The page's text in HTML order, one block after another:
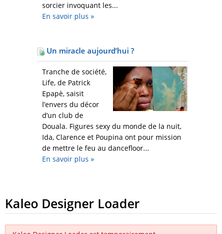
sorcier invoquant les...
En savoir plus »
Un miracle aujourd’hui ?
Tranche de société,
Life, de Patrick
Epapè, saisit
l’envers du décor
d’un club de
Douala. Figures sexy du monde de la nuit,
Ida, Clarence et Poupina ont pour mission
de mettre le feu au dancefloor...
En savoir plus »
Kaleo Designer Loader